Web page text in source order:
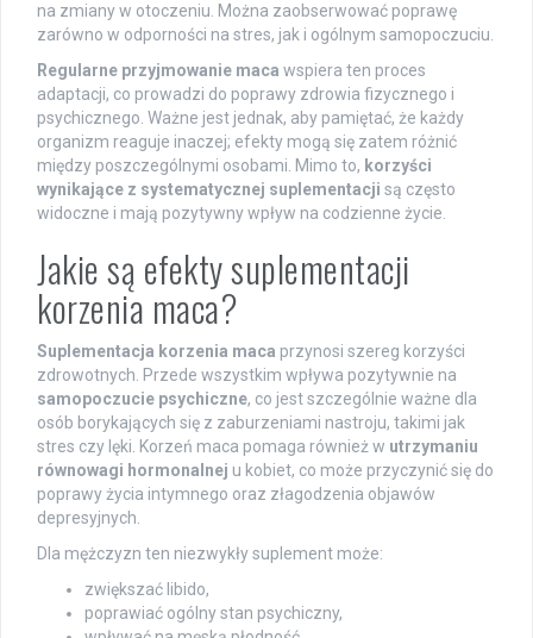
na zmiany w otoczeniu. Można zaobserwować poprawę
zarówno w odporności na stres, jak i ogólnym samopoczuciu.
Regularne przyjmowanie maca wspiera ten proces
adaptacji, co prowadzi do poprawy zdrowia fizycznego i
psychicznego. Ważne jest jednak, aby pamiętać, że każdy
organizm reaguje inaczej; efekty mogą się zatem różnić
między poszczególnymi osobami. Mimo to, korzyści
wynikające z systematycznej suplementacji są często
widoczne i mają pozytywny wpływ na codzienne życie.
Jakie są efekty suplementacji
korzenia maca?
Suplementacja korzenia maca przynosi szereg korzyści
zdrowotnych. Przede wszystkim wpływa pozytywnie na
samopoczucie psychiczne, co jest szczególnie ważne dla
osób borykających się z zaburzeniami nastroju, takimi jak
stres czy lęki. Korzeń maca pomaga również w utrzymaniu
równowagi hormonalnej u kobiet, co może przyczynić się do
poprawy życia intymnego oraz złagodzenia objawów
depresyjnych.
Dla mężczyzn ten niezwykły suplement może:
zwiększać libido,
poprawiać ogólny stan psychiczny,